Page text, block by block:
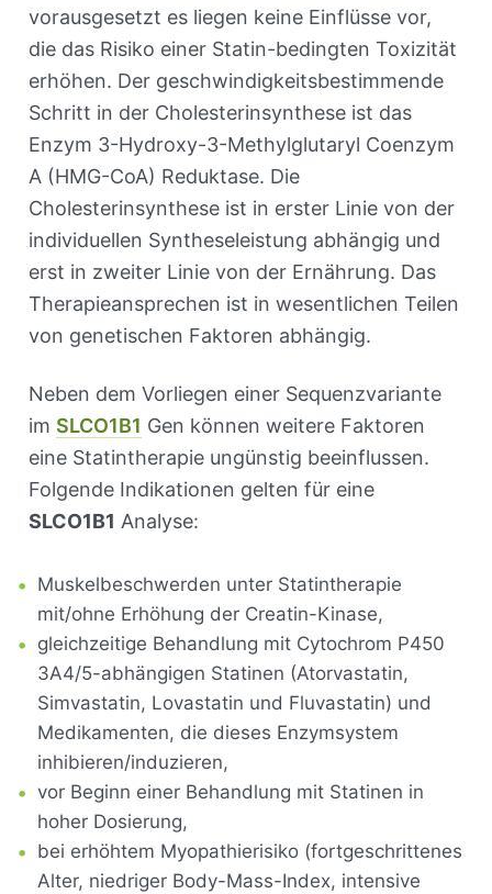
vorausgesetzt es liegen keine Einflüsse vor,
die das Risiko einer Statin-bedingten Toxizität
erhöhen. Der geschwindigkeitsbestimmende
Schritt in der Cholesterinsynthese ist das
Enzym 3-Hydroxy-3-Methylglutaryl Coenzym
A (HMG-CoA) Reduktase. Die
Cholesterinsynthese ist in erster Linie von der
individuellen Syntheseleistung abhängig und
erst in zweiter Linie von der Ernährung. Das
Therapieansprechen ist in wesentlichen Teilen
von genetischen Faktoren abhängig.
Neben dem Vorliegen einer Sequenzvariante
im SLCO1B1 Gen können weitere Faktoren
eine Statintherapie ungünstig beeinflussen.
Folgende Indikationen gelten für eine
SLCO1B1 Analyse:
• Muskelbeschwerden unter Statintherapie
mit/ohne Erhöhung der Creatin-Kinase,
• gleichzeitige Behandlung mit Cytochrom P450
3A4/5-abhängigen Statinen (Atorvastatin,
Simvastatin, Lovastatin und Fluvastatin) und
Medikamenten, die dieses Enzymsystem
inhibieren/induzieren,
• vor Beginn einer Behandlung mit Statinen in
hoher Dosierung,
• bei erhöhtem Myopathierisiko (fortgeschrittenes
Alter, niedriger Body-Mass-Index, intensive